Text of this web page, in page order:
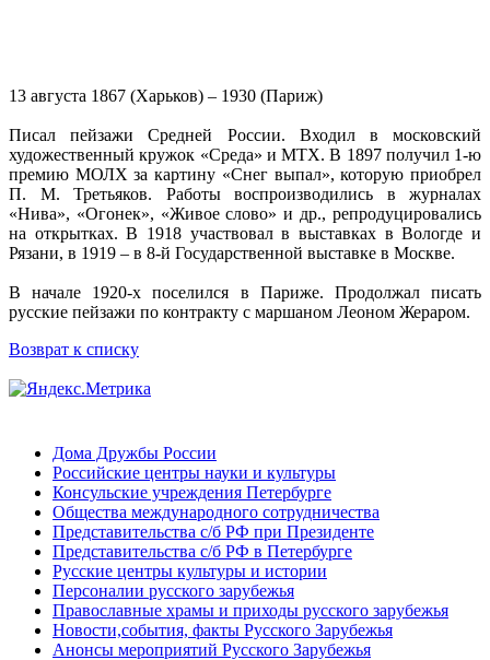
13 августа 1867 (Харьков) – 1930 (Париж)
Писал пейзажи Средней России. Входил в московский
художественный кружок «Среда» и МТХ. В 1897 получил 1-ю
премию МОЛХ за картину «Снег выпал», которую приобрел
П. М. Третьяков. Работы воспроизводились в журналах
«Нива», «Огонек», «Живое слово» и др., репродуцировались
на открытках. В 1918 участвовал в выставках в Вологде и
Рязани, в 1919 – в 8-й Государственной выставке в Москве.
В начале 1920-х поселился в Париже. Продолжал писать
русские пейзажи по контракту с маршаном Леоном Жераром.
Возврат к списку
Дома Дружбы России
Российские центры науки и культуры
Консульские учреждения Петербурге
Общества международного сотрудничества
Представительства с/б РФ при Президенте
Представительства с/б РФ в Петербурге
Русские центры культуры и истории
Персоналии русского зарубежья
Православные храмы и приходы русского зарубежья
Новости,события, факты Русского Зарубежья
Анонсы мероприятий Русского Зарубежья